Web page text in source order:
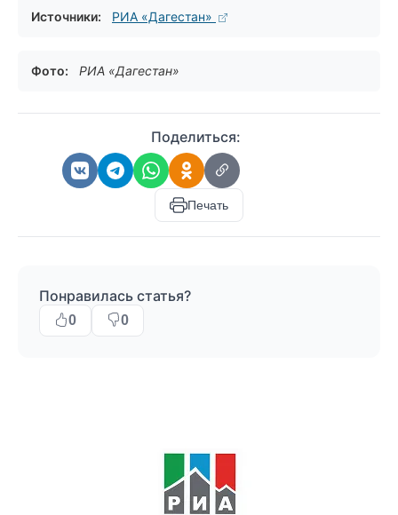
Источники: РИА «Дагестан»
Фото: РИА «Дагестан»
Поделиться:
Печать
Понравилась статья?
0 0